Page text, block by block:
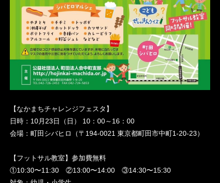
【なかまちチャレンジフェスタ】
日時：10月23日（日） 10：00～16：00
会場：町田シバヒロ（〒194-0021 東京都町田市中町1-20-23）
【フットサル教室】参加費無料
①10:30〜11:30 ②13:00〜14:00 ③14:30〜15:30